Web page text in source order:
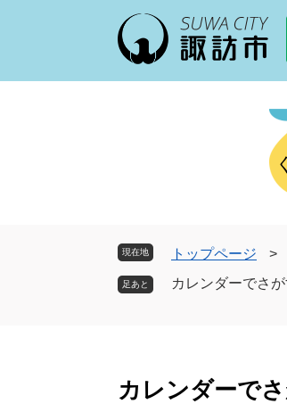
現在地 トップページ >
カレンダーでさ
文
カレンダーで